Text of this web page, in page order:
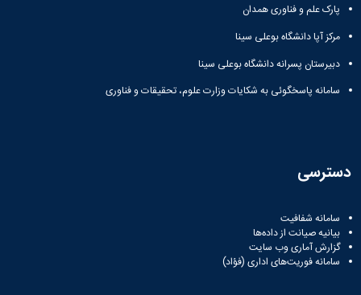
پارک علم و فناوری همدان
مرکز آپا دانشگاه بوعلی سینا
دبیرستان پسرانه دانشگاه بوعلی سینا
سامانه پاسخگوئی به شکایات وزارت علوم، تحقیقات و فناوری
دسترسی
سامانه شفافیت
بیانیه صیانت از داده‌ها
گزارش آماری وب‌ سایت
سامانه فوریت‌های اداری (فؤاد)